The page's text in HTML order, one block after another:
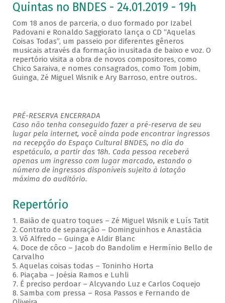
Quintas no BNDES - 24.01.2019 - 19h
Com 18 anos de parceria, o duo formado por Izabel
Padovani e Ronaldo Saggiorato lança o CD “Aquelas
Coisas Todas”, um passeio por diferentes gêneros
musicais através da formação inusitada de baixo e voz. O
repertório visita a obra de novos compositores, como
Chico Saraiva, e nomes consagrados, como Tom Jobim,
Guinga, Zé Miguel Wisnik e Ary Barroso, entre outros..
PRÉ-RESERVA ENCERRADA
Caso não tenha conseguido fazer a pré-reserva de seu
lugar pela internet, você ainda pode encontrar ingressos
na recepção do Espaço Cultural BNDES, no dia do
espetáculo, a partir das 18h. Cada pessoa receberá
apenas um ingresso com lugar marcado, estando o
número de ingressos disponíveis sujeito à lotação
máxima do auditório.
Repertório
1. Baião de quatro toques – Zé Miguel Wisnik e Luís Tatit
2. Contrato de separação – Dominguinhos e Anastácia
3. Vô Alfredo – Guinga e Aldir Blanc
4. Doce de côco – Jacob do Bandolim e Hermínio Bello de
Carvalho
5. Aquelas coisas todas – Toninho Horta
6. Piaçaba – Joésia Ramos e Luhli
7. É preciso perdoar – Alcyvando Luz e Carlos Coquejo
8. Samba com pressa – Rosa Passos e Fernando de